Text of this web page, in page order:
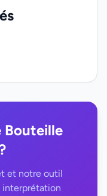
Bouteille
et notre outil
interprétation